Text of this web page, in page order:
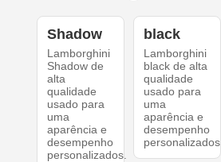
Shadow
Lamborghini
Shadow de
alta
qualidade
usado para
uma
aparência e
desempenho
personalizados.
black
Lamborghini
black de alta
qualidade
usado para
uma
aparência e
desempenho
personalizados.